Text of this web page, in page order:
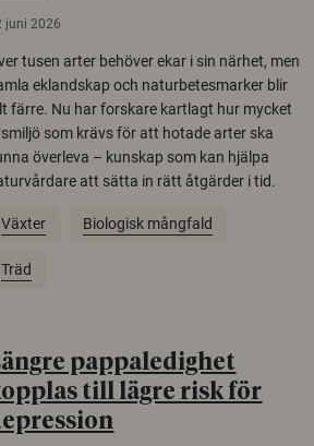
juni 2026
tusen arter behöver ekar i sin närhet, men
eklandskap och naturbetesmarker blir
färre. Nu har forskare kartlagt hur mycket
som krävs för att hotade arter ska
överleva – kunskap som kan hjälpa
att sätta in rätt åtgärder i tid.
Växter Biologisk mångfald
Träd
pappaledighet
till lägre risk för